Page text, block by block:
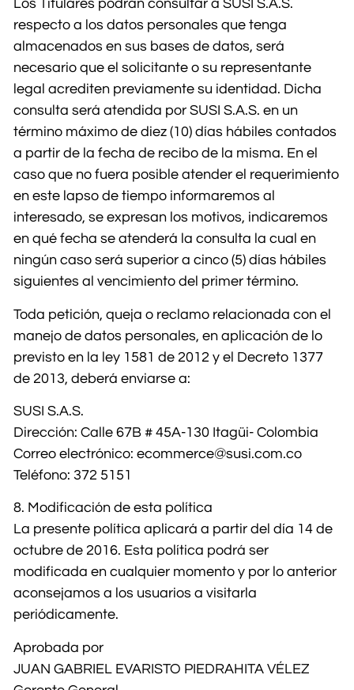
Los Titulares podrán consultar a SUSI S.A.S.
respecto a los datos personales que tenga
almacenados en sus bases de datos, será
necesario que el solicitante o su representante
legal acrediten previamente su identidad. Dicha
consulta será atendida por SUSI S.A.S. en un
término máximo de diez (10) días hábiles contados
a partir de la fecha de recibo de la misma. En el
caso que no fuera posible atender el requerimiento
en este lapso de tiempo informaremos al
interesado, se expresan los motivos, indicaremos
en qué fecha se atenderá la consulta la cual en
ningún caso será superior a cinco (5) días hábiles
siguientes al vencimiento del primer término.
Toda petición, queja o reclamo relacionada con el
manejo de datos personales, en aplicación de lo
previsto en la ley 1581 de 2012 y el Decreto 1377
de 2013, deberá enviarse a:
SUSI S.A.S.
Dirección: Calle 67B # 45A-130 Itagüi- Colombia
Correo electrónico: ecommerce@susi.com.co
Teléfono: 372 5151
8. Modificación de esta política
La presente política aplicará a partir del día 14 de
octubre de 2016. Esta política podrá ser
modificada en cualquier momento y por lo anterior
aconsejamos a los usuarios a visitarla
periódicamente.
Aprobada por
JUAN GABRIEL EVARISTO PIEDRAHITA VÉLEZ